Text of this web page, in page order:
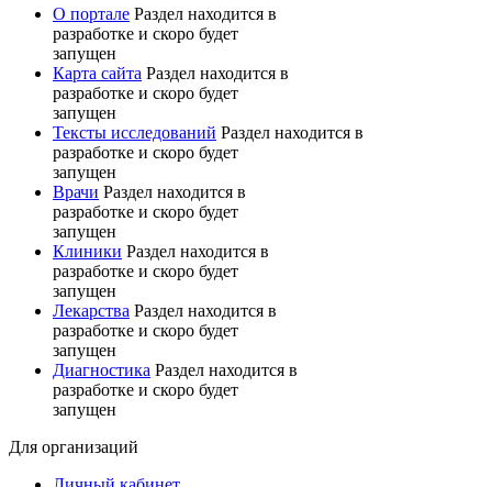
О портале Раздел находится в
разработке и скоро будет
запущен
Карта сайта Раздел находится в
разработке и скоро будет
запущен
Тексты исследований Раздел находится в
разработке и скоро будет
запущен
Врачи Раздел находится в
разработке и скоро будет
запущен
Клиники Раздел находится в
разработке и скоро будет
запущен
Лекарства Раздел находится в
разработке и скоро будет
запущен
Диагностика Раздел находится в
разработке и скоро будет
запущен
Для организаций